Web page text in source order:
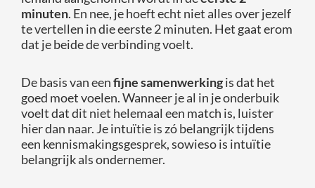
minuten. En nee, je hoeft echt niet alles over jezelf
te vertellen in die eerste 2 minuten. Het gaat erom
dat je beide de verbinding voelt.
De basis van eenfijne samenwerkingis dat het
goed moet voelen. Wanneer je al in je onderbuik
voelt dat dit niet helemaal een match is, luister
hier dan naar. Je intuïtie is zó belangrijk tijdens
een kennismakingsgesprek, sowieso is intuïtie
belangrijk als ondernemer.